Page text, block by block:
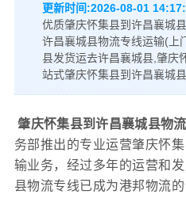
更新时间:2026-08-01
优质肇庆怀集县到许昌襄城
许昌襄城县物流专线运输(上
县发货运去许昌襄城县,肇庆
站式肇庆怀集县到许昌襄城
肇庆怀集县到许昌襄城县物
务部推出的专业运营肇庆怀
输业务，经过多年的运营和
县物流专线已成为港邦物流